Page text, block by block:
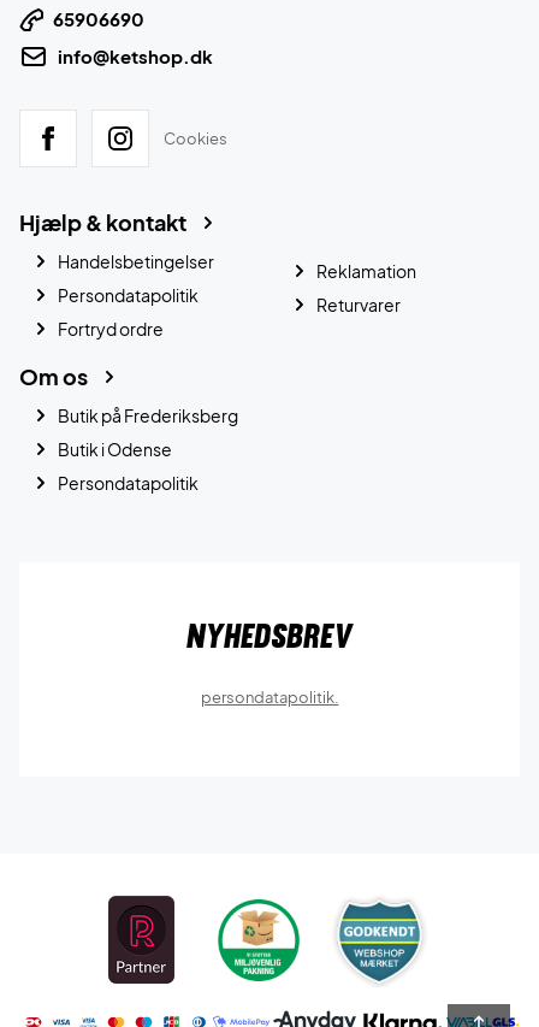
65906690
info@ketshop.dk
Cookies
Hjælp & kontakt
Handelsbetingelser
Persondatapolitik
Fortryd ordre
Reklamation
Returvarer
Om os
Butik på Frederiksberg
Butik i Odense
Persondatapolitik
Nyhedsbrev
persondatapolitik.